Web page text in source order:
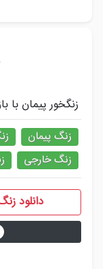
زنگخور پیمان
زنگ پیمان
زنگ خارجی
دانلود